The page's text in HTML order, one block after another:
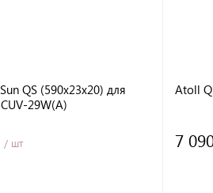
QS (590x23x20) для
29W(A)
/ шт
Atoll
7